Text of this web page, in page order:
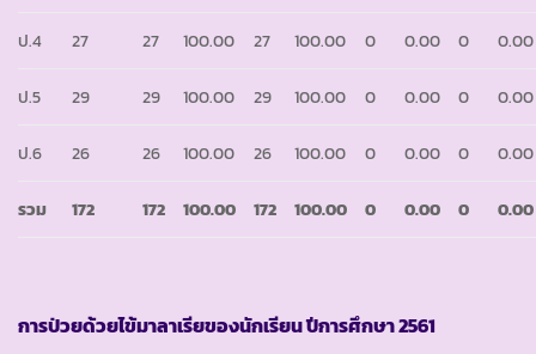
ป.4 27 27 100.00 27 100.00 0 0.00 0 0.00
ป.5 29 29 100.00 29 100.00 0 0.00 0 0.00
ป.6 26 26 100.00 26 100.00 0 0.00 0 0.00
รวม 172 172 100.00 172 100.00 0 0.00 0 0.00
การป่วยด้วยไข้มาลาเรียของนักเรียน ปีการศึกษา 2561